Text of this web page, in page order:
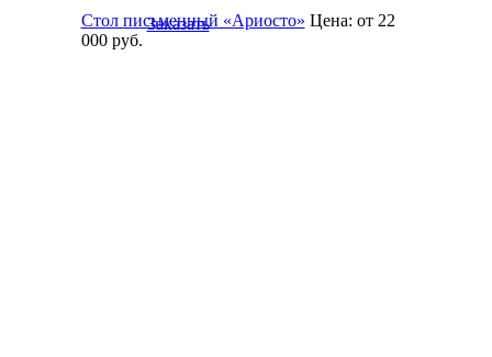
Стол письменный «Ариосто» Цена: от 22
000руб.
Заказать